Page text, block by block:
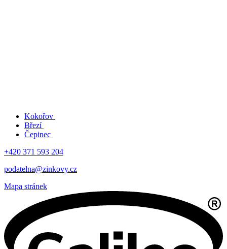
Kokořov
Březí
Čepinec
+420 371 593 204
podatelna@zinkovy.cz
Mapa stránek